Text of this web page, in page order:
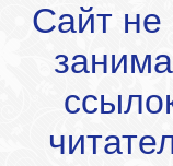
Сайт не